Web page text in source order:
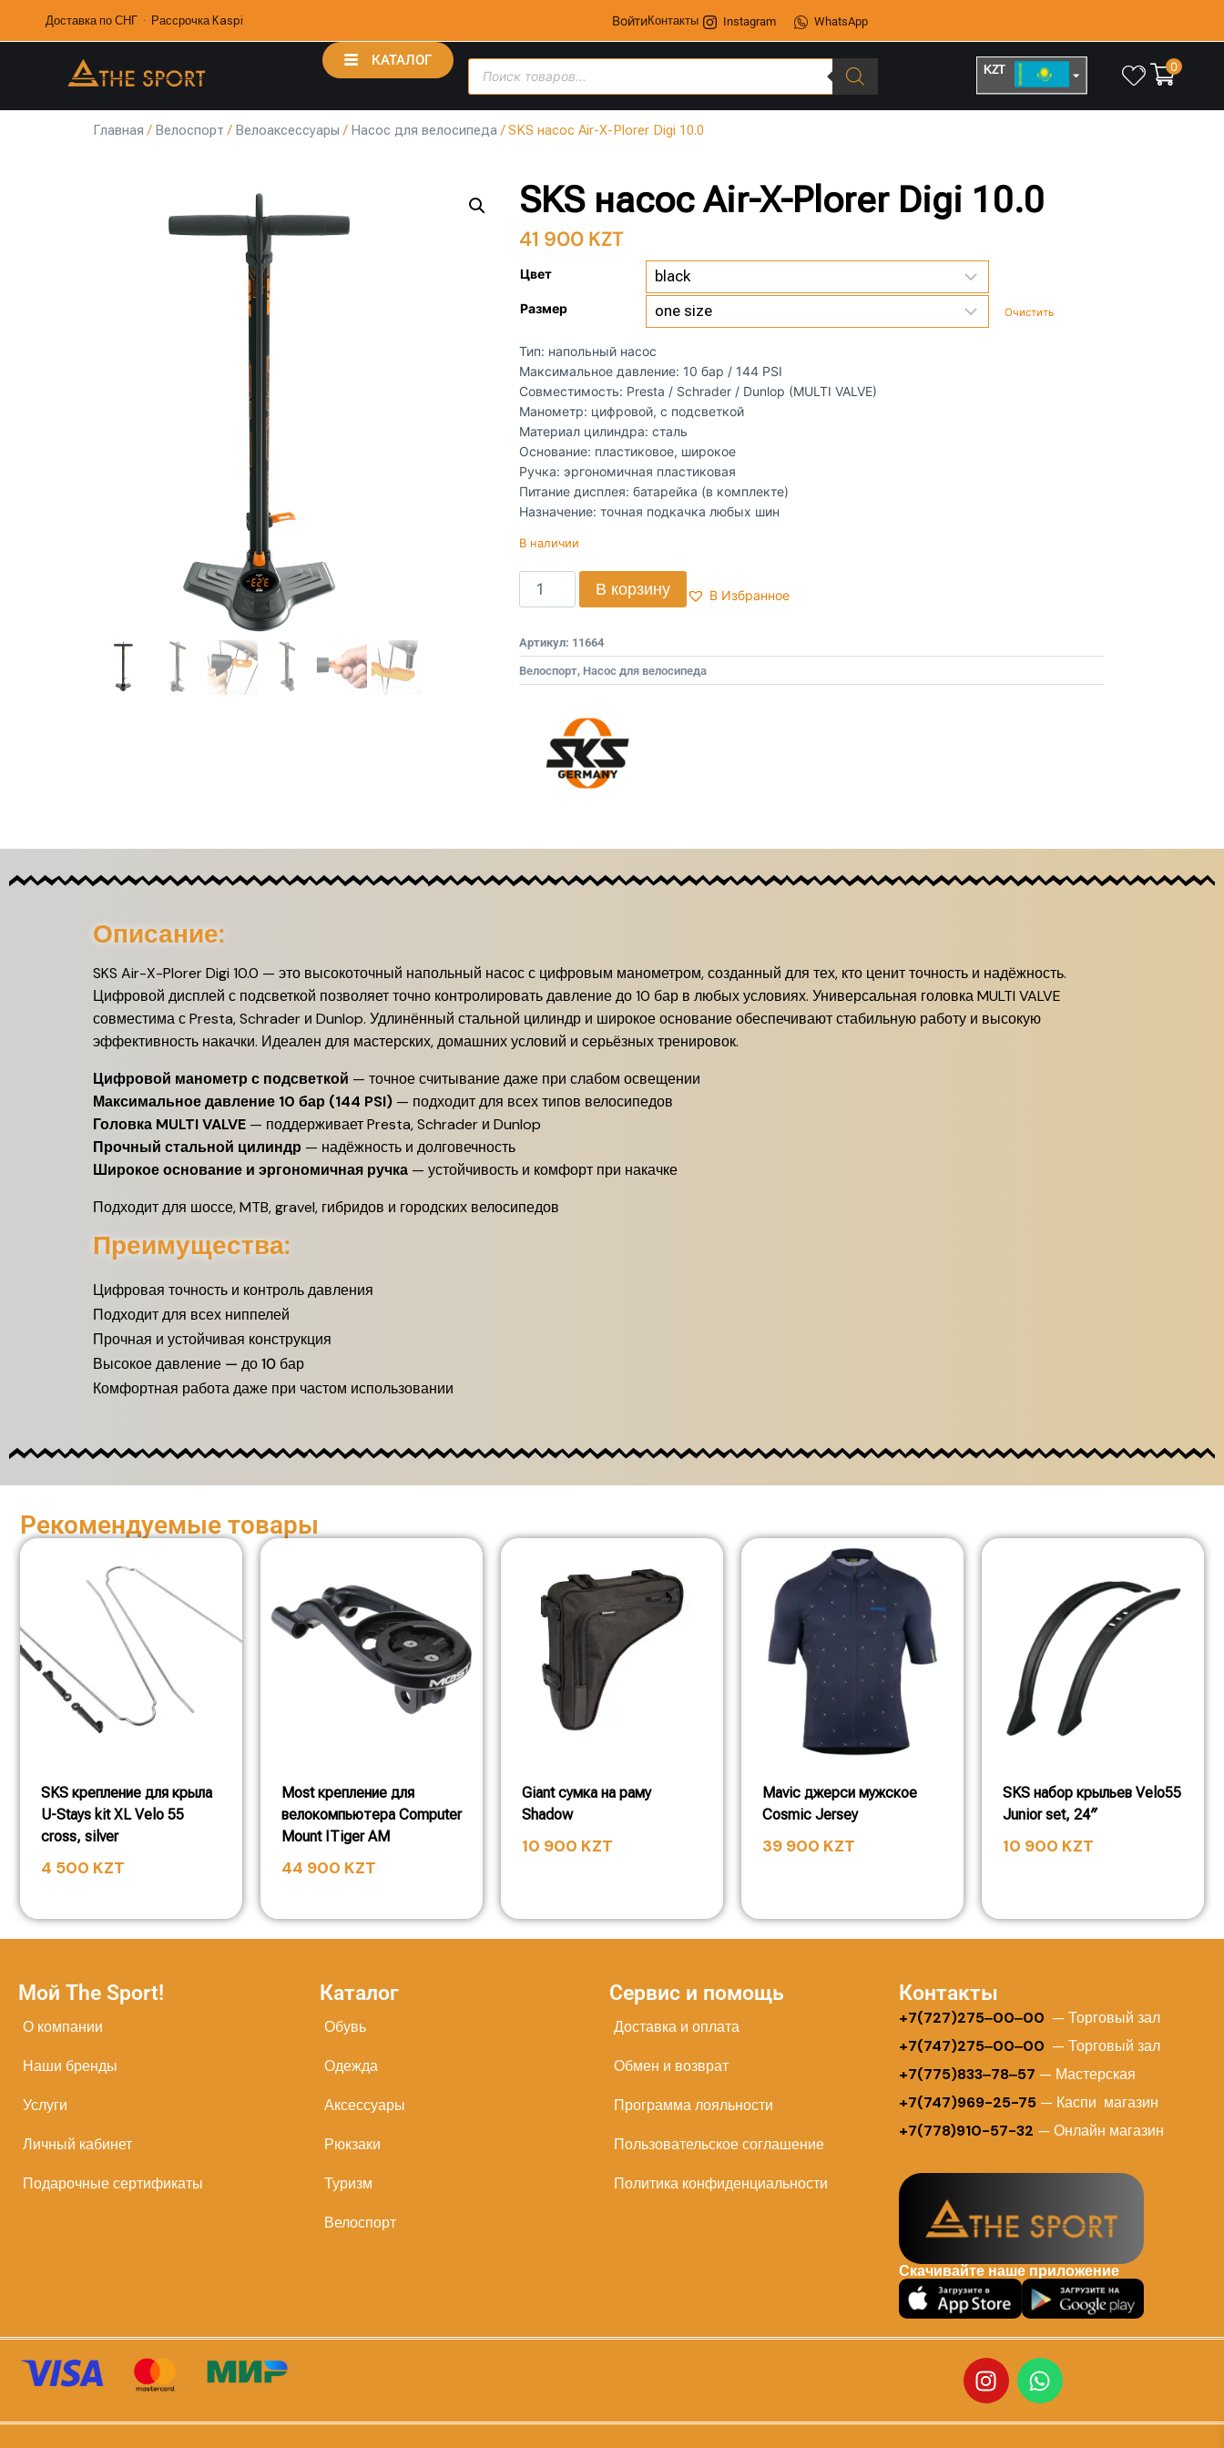
Доставка по СНГ · Рассрочка Kaspi ВойтиКонтакты Instagram WhatsApp
КАТАЛОГ
KZT 0
Главная / Велоспорт / Велоаксессуары / Насос для велосипеда/ SKS насос Air-X-Plorer Digi 10.0
SKS насос Air-X-Plorer Digi 10.0
41 900 KZT
Цвет
Размер Очистить
Тип: напольный насос
Максимальное давление: 10 бар / 144 PSI
Совместимость: Presta / Schrader / Dunlop (MULTI VALVE)
Манометр: цифровой, с подсветкой
Материал цилиндра: сталь
Основание: пластиковое, широкое
Ручка: эргономичная пластиковая
Питание дисплея: батарейка (в комплекте)
Назначение: точная подкачка любых шин
В наличии
В корзину В Избранное
Артикул: 11664
Велоспорт, Насос для велосипеда
Описание:
SKS Air-X-Plorer Digi 10.0 — это высокоточный напольный насос с цифровым манометром, созданный для тех, кто ценит точность и надёжность.
Цифровой дисплей с подсветкой позволяет точно контролировать давление до 10 бар в любых условиях. Универсальная головка MULTI VALVE
совместима с Presta, Schrader и Dunlop. Удлинённый стальной цилиндр и широкое основание обеспечивают стабильную работу и высокую
эффективность накачки. Идеален для мастерских, домашних условий и серьёзных тренировок.
Цифровой манометр с подсветкой — точное считывание даже при слабом освещении
Максимальное давление 10 бар (144 PSI) — подходит для всех типов велосипедов
Головка MULTI VALVE — поддерживает Presta, Schrader и Dunlop
Прочный стальной цилиндр — надёжность и долговечность
Широкое основание и эргономичная ручка — устойчивость и комфорт при накачке
Подходит для шоссе, MTB, gravel, гибридов и городских велосипедов
Преимущества:
Цифровая точность и контроль давления
Подходит для всех ниппелей
Прочная и устойчивая конструкция
Высокое давление — до 10 бар
Комфортная работа даже при частом использовании
Рекомендуемые товары
SKS крепление для крыла
U-Stays kit XL Velo 55
cross, silver
4 500 KZT
Most крепление для
велокомпьютера Computer
Mount ITiger AM
44 900 KZT
Giant сумка на раму
Shadow
10 900 KZT
Mavic джерси мужское
Cosmic Jersey
39 900 KZT
SKS набор крыльев Velo55
Junior set, 24″
10 900 KZT
Мой The Sport!
О компании
Наши бренды
Услуги
Личный кабинет
Подарочные сертификаты
Каталог
Обувь
Одежда
Аксессуары
Рюкзаки
Туризм
Велоспорт
Сервис и помощь
Доставка и оплата
Обмен и возврат
Программа лояльности
Пользовательское соглашение
Политика конфиденциальности
Контакты
+7(727)275‒00‒00 — Торговый зал
+7(747)275‒00‒00 — Торговый зал
+7(775)833‒78‒57 — Мастерская
+7(747)969-25-75— Каспи магазин
+7(778)910-57-32 — Онлайн магазин
Скачивайте наше приложение